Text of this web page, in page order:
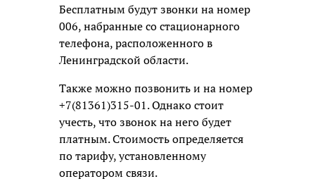
Бесплатным будут звонки на номер
006, набранные со стационарного
телефона, расположенного в
Ленинградской области.
Также можно позвонить и на номер
+7(81361)315-01. Однако стоит
учесть, что звонок на него будет
платным. Стоимость определяется
по тарифу, установленному
оператором связи.